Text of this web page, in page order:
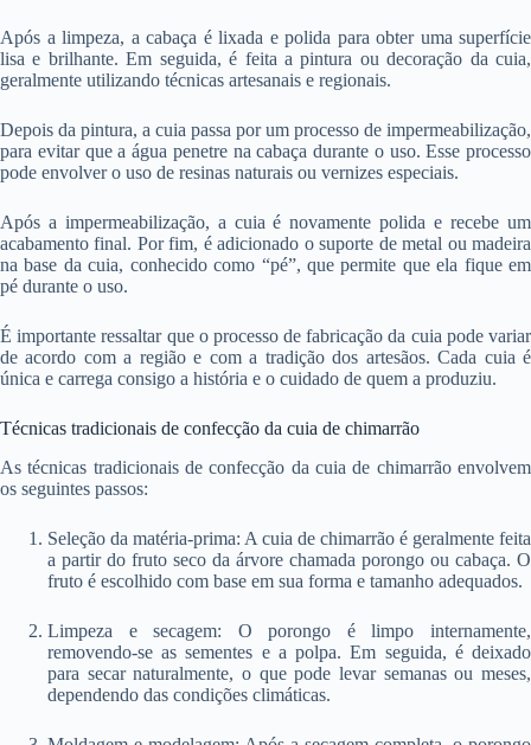
Após a limpeza, a cabaça é lixada e polida para obter uma superfície
lisa e brilhante. Em seguida, é feita a pintura ou decoração da cuia,
geralmente utilizando técnicas artesanais e regionais.
Depois da pintura, a cuia passa por um processo de impermeabilização,
para evitar que a água penetre na cabaça durante o uso. Esse processo
pode envolver o uso de resinas naturais ou vernizes especiais.
Após a impermeabilização, a cuia é novamente polida e recebe um
acabamento final. Por fim, é adicionado o suporte de metal ou madeira
na base da cuia, conhecido como “pé”, que permite que ela fique em
pé durante o uso.
É importante ressaltar que o processo de fabricação da cuia pode variar
de acordo com a região e com a tradição dos artesãos. Cada cuia é
única e carrega consigo a história e o cuidado de quem a produziu.
Técnicas tradicionais de confecção da cuia de chimarrão
As técnicas tradicionais de confecção da cuia de chimarrão envolvem
os seguintes passos:
Seleção da matéria-prima: A cuia de chimarrão é geralmente feita
a partir do fruto seco da árvore chamada porongo ou cabaça. O
fruto é escolhido com base em sua forma e tamanho adequados.
Limpeza e secagem: O porongo é limpo internamente,
removendo-se as sementes e a polpa. Em seguida, é deixado
para secar naturalmente, o que pode levar semanas ou meses,
dependendo das condições climáticas.